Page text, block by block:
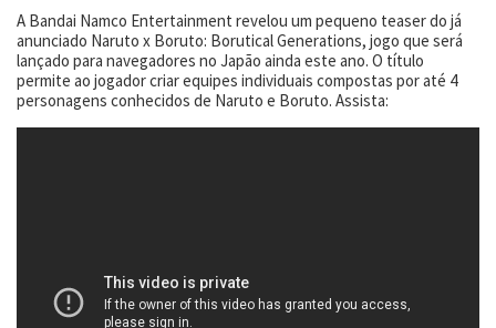
A Bandai Namco Entertainment revelou um pequeno teaser do já
anunciado Naruto x Boruto: Borutical Generations, jogo que será
lançado para navegadores no Japão ainda este ano. O título
permite ao jogador criar equipes individuais compostas por até 4
personagens conhecidos de Naruto e Boruto. Assista: